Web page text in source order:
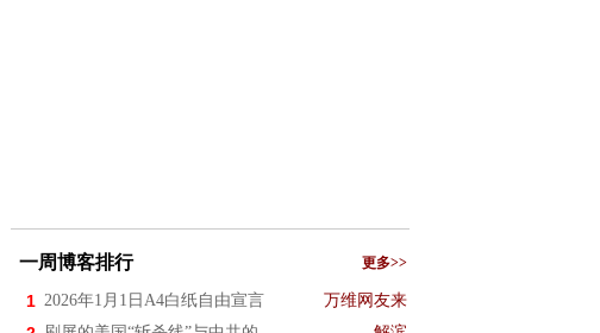
一周博客排行 更多>>
1 2026年1月1日A4白纸自由宣言 万维网友来